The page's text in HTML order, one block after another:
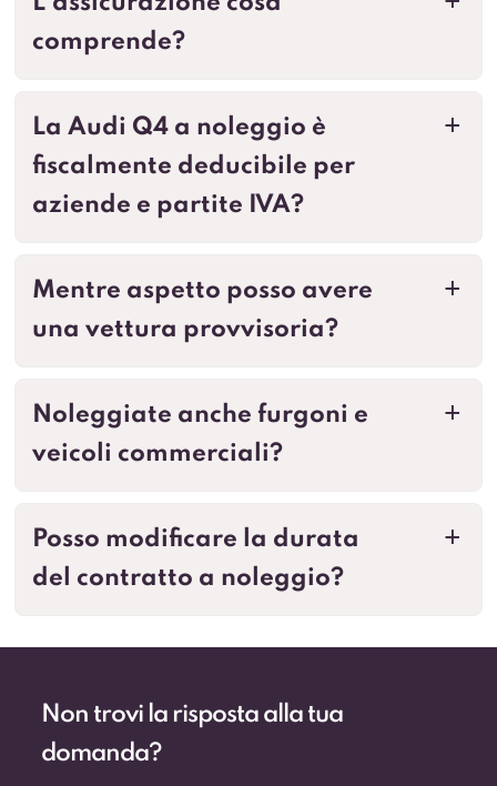
comprende?
a
La Audi Q4 a noleggio è
fiscalmente deducibile per
aziende e partite IVA?
a
Mentre aspetto posso avere
una vettura provvisoria?
a
Noleggiate anche furgoni e
veicoli commerciali?
a
Posso modificare la durata
del contratto a noleggio?
Non trovi la risposta alla tua
domanda?